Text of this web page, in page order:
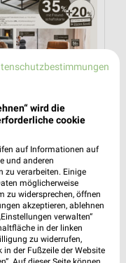
31,9 km
wird die
cookie
auf Informationen auf
und anderen
zu verarbeiten. Einige
möglicherweise
zu widersprechen, öffnen
akzeptieren, ablehnen
verwalten“
in der linken
zu widerrufen,
in der Fußzeile der Website